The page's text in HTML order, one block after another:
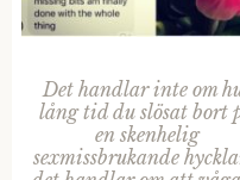
Det handlar inte om
lång tid du slösat bort
en skenhelig
sexmissbrukande